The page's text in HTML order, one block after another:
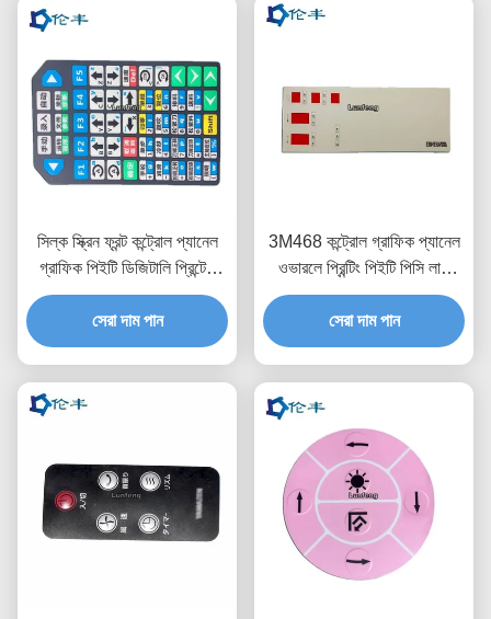
সিল্ক স্ক্রিন ফ্রন্ট কন্ট্রোল প্যানেল
গ্রাফিক পিইটি ডিজিটালি প্রিন্টেড
ওভারলে
সেরা দাম পান
3M468 কন্ট্রোল গ্রাফিক প্যানেল
ওভারলে প্রিন্টিং পিইটি পিসি লাল
স্বচ্ছ
সেরা দাম পান